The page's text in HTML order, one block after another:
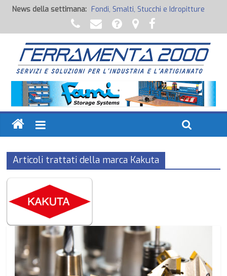
News della settimana: Fondi, Smalti, Stucchi e Idropitture
Potenza Inaspettata
Raccorderia pneumatica
Attrezzature professionali a batteria
Ancoraggi chimici
Articoli trattati della marca Kakuta